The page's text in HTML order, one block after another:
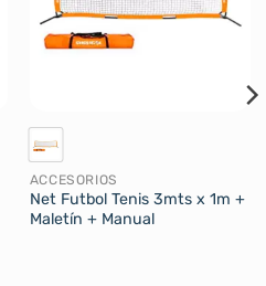
ACCESORIOS
Net Futbol Tenis 3mts x 1m +
Maletín + Manual